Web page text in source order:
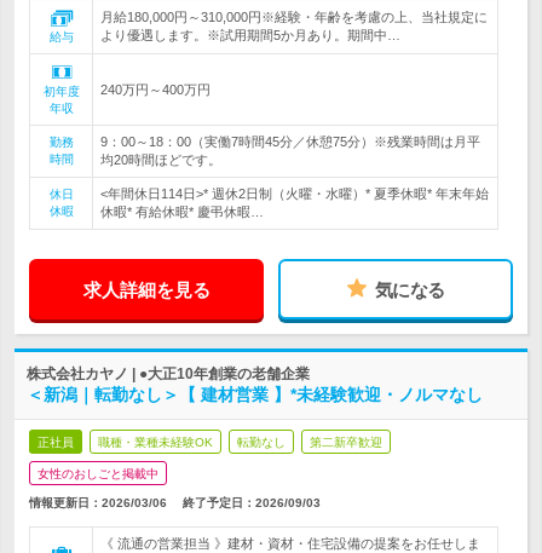
給与
月給180,000円～310,000円※経験・年齢を考慮の上、当社規定に
より優遇します。※試用期間5か月あり。期間中…
初年度
年収
240万円～400万円
勤務
時間
9：00～18：00（実働7時間45分／休憩75分）※残業時間は月平
均20時間ほどです。
休日
休暇
<年間休日114日>* 週休2日制（火曜・水曜）* 夏季休暇* 年末年始
休暇* 有給休暇* 慶弔休暇…
求人詳細を見る 気になる
株式会社カヤノ | ●大正10年創業の老舗企業
＜新潟｜転勤なし＞【 建材営業 】*未経験歓迎・ノルマなし
正社員 職種・業種未経験OK 転勤なし 第二新卒歓迎
女性のおしごと掲載中
情報更新日：2026/03/06 終了予定日： 2026/09/03
《 流通の営業担当 》建材・資材・住宅設備の提案をお任せしま